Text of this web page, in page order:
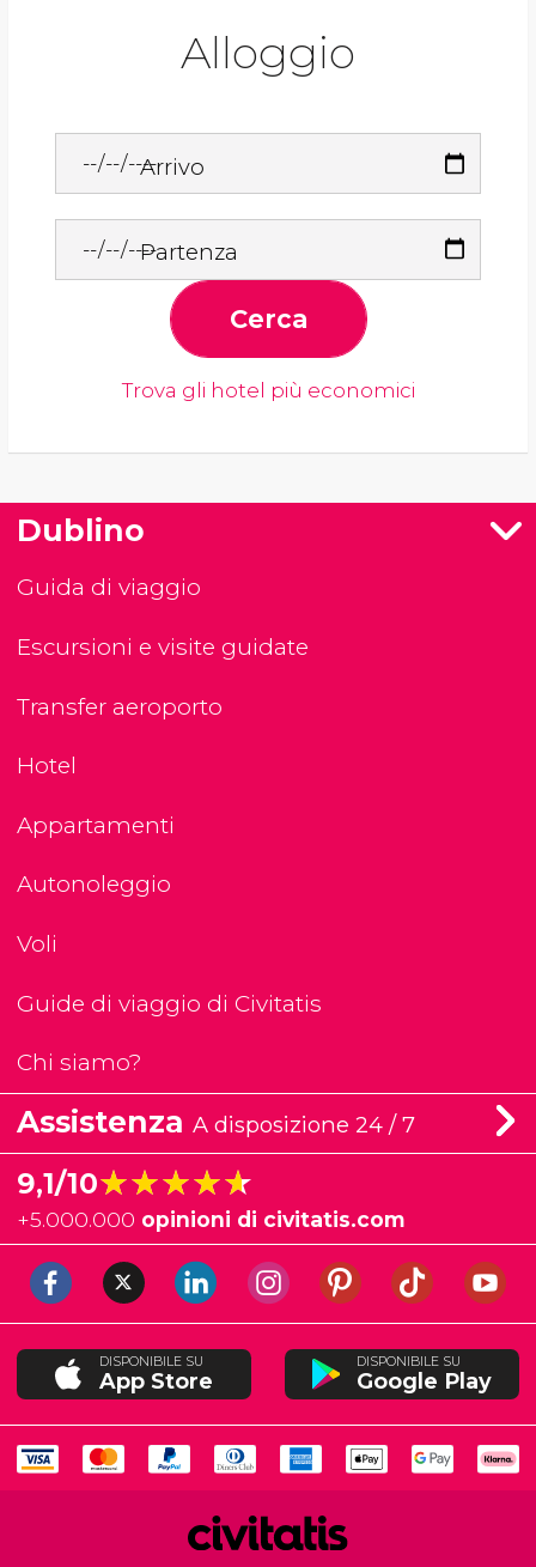
Alloggio
Arrivo
Partenza
Cerca
Trova gli hotel più economici
Dublino
Guida di viaggio
Escursioni e visite guidate
Transfer aeroporto
Hotel
Appartamenti
Autonoleggio
Voli
Guide di viaggio di Civitatis
Chi siamo?
Assistenza A disposizione 24 / 7
9,1/10★★★★★
★★★★★
+5.000.000 opinioni di civitatis.com
DISPONIBILE SU
App Store
DISPONIBILE SU
Google Play